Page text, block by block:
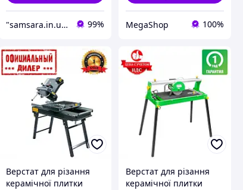
"samsara.in.ua": Інтернет-магазин інструментів, садової та побутової техніки 99% MegaShop 100%
Верстат для різання
керамічної плитки
Верстат для різання
керамічної плитки